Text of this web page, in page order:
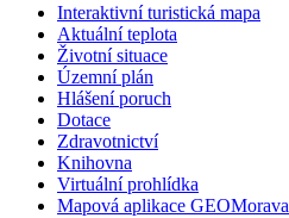
Interaktivní turistická mapa
Aktuální teplota
Životní situace
Územní plán
Hlášení poruch
Dotace
Zdravotnictví
Knihovna
Virtuální prohlídka
Mapová aplikace GEOMorava